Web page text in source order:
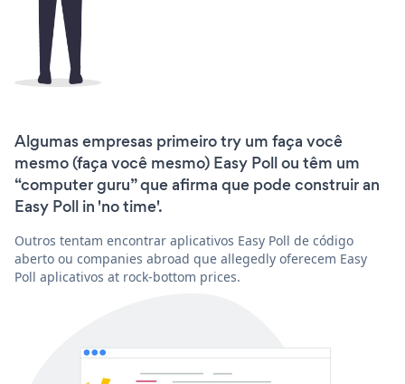
Algumas empresas primeiro try um faça você
mesmo (faça você mesmo) Easy Poll ou têm um
“computer guru” que afirma que pode construir an
Easy Poll in 'no time'.
Outros tentam encontrar aplicativos Easy Poll de código
aberto ou companies abroad que allegedly oferecem Easy
Poll aplicativos at rock-bottom prices.